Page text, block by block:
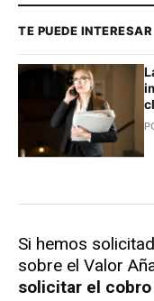
TE PUEDE INTERESAR
Si hemos
sobre el Valor
solicitar el